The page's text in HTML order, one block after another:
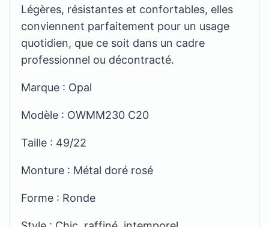
Légères, résistantes et confortables, elles
conviennent parfaitement pour un usage
quotidien, que ce soit dans un cadre
professionnel ou décontracté.
Marque : Opal
Modèle : OWMM230 C20
Taille : 49/22
Monture : Métal doré rosé
Forme : Ronde